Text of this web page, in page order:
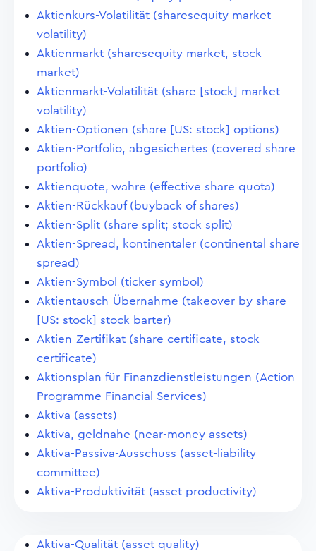
Aktienkurs-Volatilität (sharesequity market
volatility)
Aktienmarkt (sharesequity market, stock
market)
Aktienmarkt-Volatilität (share [stock] market
volatility)
Aktien-Optionen (share [US: stock] options)
Aktien-Portfolio, abgesichertes (covered share
portfolio)
Aktienquote, wahre (effective share quota)
Aktien-Rückkauf (buyback of shares)
Aktien-Split (share split; stock split)
Aktien-Spread, kontinentaler (continental share
spread)
Aktien-Symbol (ticker symbol)
Aktientausch-Übernahme (takeover by share
[US: stock] stock barter)
Aktien-Zertifikat (share certificate, stock
certificate)
Aktionsplan für Finanzdienstleistungen (Action
Programme Financial Services)
Aktiva (assets)
Aktiva, geldnahe (near-money assets)
Aktiva-Passiva-Ausschuss (asset-liability
committee)
Aktiva-Produktivität (asset productivity)
Aktiva-Qualität (asset quality)